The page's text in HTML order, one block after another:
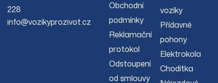
228
info@vozikyprozivot.cz
Obchodní
podmínky
Reklamační
protokol
Odstoupení
od smlouvy
vozíky
Přídavné
pohony
Elektrokola
Chodítka